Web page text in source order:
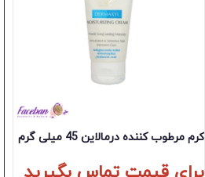
کرم مرطوب کننده درمالاین 45 میلی گرم